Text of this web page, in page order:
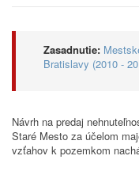
Zasadnutie:
Bratislavy (2010 -
Návrh na predaj
Staré Mesto za účelom
vzťahov k pozemkom